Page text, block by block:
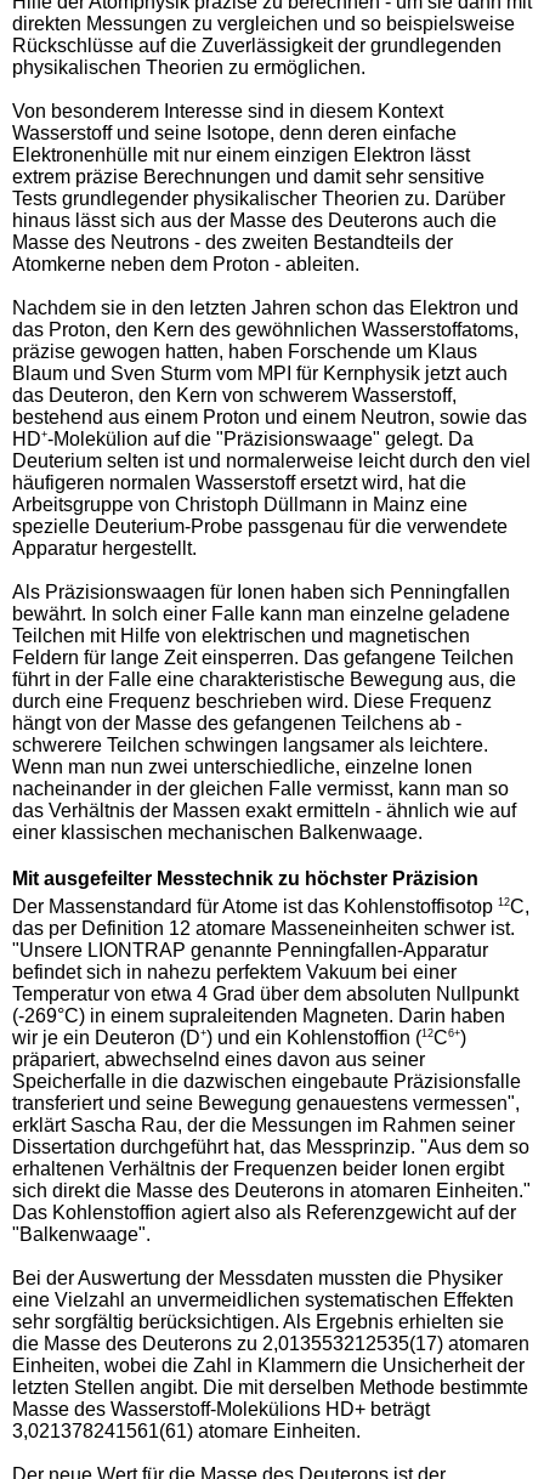
direkten Messungen zu vergleichen und so beispielsweise
Rückschlüsse auf die Zuverlässigkeit der grundlegenden
physikalischen Theorien zu ermöglichen.
Von besonderem Interesse sind in diesem Kontext
Wasserstoff und seine Isotope, denn deren einfache
Elektronenhülle mit nur einem einzigen Elektron lässt
extrem präzise Berechnungen und damit sehr sensitive
Tests grundlegender physikalischer Theorien zu. Darüber
hinaus lässt sich aus der Masse des Deuterons auch die
Masse des Neutrons - des zweiten Bestandteils der
Atomkerne neben dem Proton - ableiten.
Nachdem sie in den letzten Jahren schon das Elektron und
das Proton, den Kern des gewöhnlichen Wasserstoffatoms,
präzise gewogen hatten, haben Forschende um Klaus
Blaum und Sven Sturm vom MPI für Kernphysik jetzt auch
das Deuteron, den Kern von schwerem Wasserstoff,
bestehend aus einem Proton und einem Neutron, sowie das
HD+-Molekülion auf die "Präzisionswaage" gelegt. Da
Deuterium selten ist und normalerweise leicht durch den viel
häufigeren normalen Wasserstoff ersetzt wird, hat die
Arbeitsgruppe von Christoph Düllmann in Mainz eine
spezielle Deuterium-Probe passgenau für die verwendete
Apparatur hergestellt.
Als Präzisionswaagen für Ionen haben sich Penningfallen
bewährt. In solch einer Falle kann man einzelne geladene
Teilchen mit Hilfe von elektrischen und magnetischen
Feldern für lange Zeit einsperren. Das gefangene Teilchen
führt in der Falle eine charakteristische Bewegung aus, die
durch eine Frequenz beschrieben wird. Diese Frequenz
hängt von der Masse des gefangenen Teilchens ab -
schwerere Teilchen schwingen langsamer als leichtere.
Wenn man nun zwei unterschiedliche, einzelne Ionen
nacheinander in der gleichen Falle vermisst, kann man so
das Verhältnis der Massen exakt ermitteln - ähnlich wie auf
einer klassischen mechanischen Balkenwaage.
Mit ausgefeilter Messtechnik zu höchster Präzision
Der Massenstandard für Atome ist das Kohlenstoffisotop 12C,
das per Definition 12 atomare Masseneinheiten schwer ist.
"Unsere LIONTRAP genannte Penningfallen-Apparatur
befindet sich in nahezu perfektem Vakuum bei einer
Temperatur von etwa 4 Grad über dem absoluten Nullpunkt
(-269°C) in einem supraleitenden Magneten. Darin haben
wir je ein Deuteron (D+) und ein Kohlenstoffion (12C6+)
präpariert, abwechselnd eines davon aus seiner
Speicherfalle in die dazwischen eingebaute Präzisionsfalle
transferiert und seine Bewegung genauestens vermessen",
erklärt Sascha Rau, der die Messungen im Rahmen seiner
Dissertation durchgeführt hat, das Messprinzip. "Aus dem so
erhaltenen Verhältnis der Frequenzen beider Ionen ergibt
sich direkt die Masse des Deuterons in atomaren Einheiten."
Das Kohlenstoffion agiert also als Referenzgewicht auf der
"Balkenwaage".
Bei der Auswertung der Messdaten mussten die Physiker
eine Vielzahl an unvermeidlichen systematischen Effekten
sehr sorgfältig berücksichtigen. Als Ergebnis erhielten sie
die Masse des Deuterons zu 2,013553212535(17) atomaren
Einheiten, wobei die Zahl in Klammern die Unsicherheit der
letzten Stellen angibt. Die mit derselben Methode bestimmte
Masse des Wasserstoff-Molekülions HD+ beträgt
3,021378241561(61) atomare Einheiten.
Der neue Wert für die Masse des Deuterons ist der